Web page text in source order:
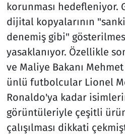
korunması hedefleniyor.
dijital kopyalarının
denemiş gibi"
yasaklanıyor. Özellikle
ve Maliye Bakanı
ünlü futbolcular Lionel
Ronaldo'ya kadar
görüntüleriyle çeşitli
çalışılması dikkati